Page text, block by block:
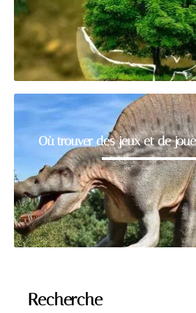
Où trouver des jeux et de
Recherche